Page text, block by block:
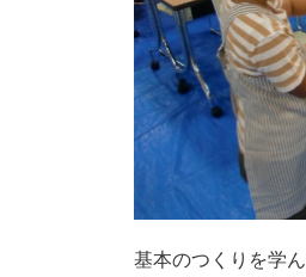
基本のつくりを学